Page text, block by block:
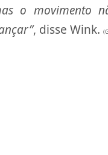
o movimento
, disse Wink.